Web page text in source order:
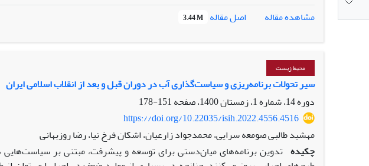
فراتحلیل موضوعی مقالات در زمینۀ آینده‌پژوهی است که نشان می‌دهد در حوزه‌های
بیشترین میزان فعالیت و در حوزه‌های ورزش، «مطالعات زنان» و «آیندۀ حرفه»، کمترین
خوبی برای مشخص‌کردن خلأ‌های پژوهشی در زمینۀ آینده‌پژوهی است و همچنین نقاط
مشاهده مقاله
اصل مقاله 3.44 M
محیط زیست
سیر تحولات برنامه‌ریزی و سیاست‌گذاری آب در دوران قبل و بعد از انقلاب اسلامی ایران
دوره 14، شماره 1، زمستان 1400، صفحه
151-178
https://doi.org/10.22035/isih.2022.4556.4516
مهشید طالبی صومعه سرایی، محمدجواد زارعیان، اشکان فرخ نیا، رضا روزبهانی
چکیده تدوین برنامه‌های میان‌دستی برای توسعه و پیشرفت، مبتنی بر